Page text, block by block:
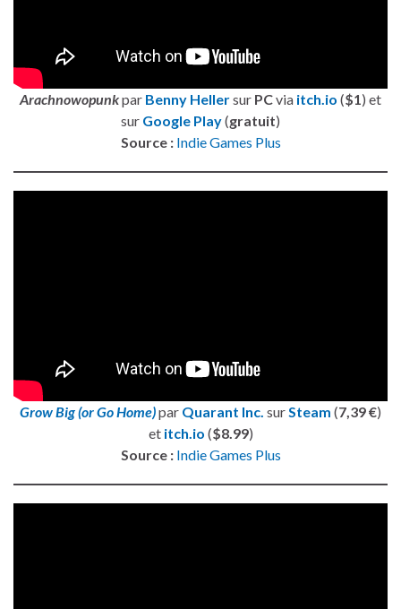
Arachnowopunkpar Benny Hellersur PCvia itch.io ($1) et
sur Google Play(gratuit)
Source : Indie Games Plus
Grow Big (or Go Home)par Quarant Inc. surSteam (7,39 €)
et itch.io ($8.99)
Source : Indie Games Plus